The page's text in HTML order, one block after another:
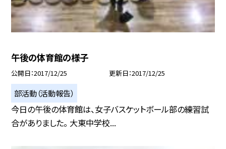
午後の体育館の様子
公開日 2017/12/25 更新日 2017/12/25
部活動（活動報告）
今日の午後の体育館は、女子バスケットボール部の練習試
合がありました。 大東中学校...